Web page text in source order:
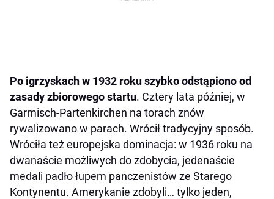
Po igrzyskach w 1932 roku szybko odstąpiono od
zasady zbiorowego startu. Cztery lata później, w
Garmisch-Partenkirchen na torach znów
rywalizowano w parach. Wrócił tradycyjny sposób.
Wróciła też europejska dominacja: w 1936 roku na
dwanaście możliwych do zdobycia, jedenaście
medali padło łupem panczenistów ze Starego
Kontynentu. Amerykanie zdobyli… tylko jeden,